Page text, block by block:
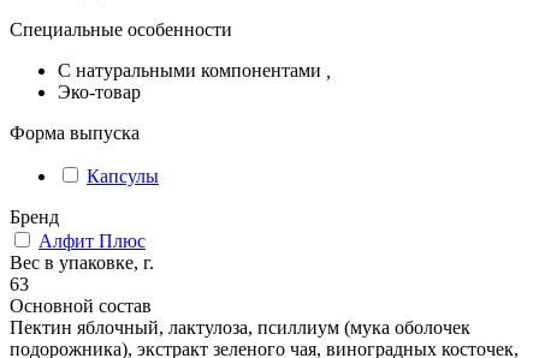
Специальные особенности
С натуральными компонентами
Эко-товар
Форма выпуска
Капсулы
Бренд
Алфит Плюс
Вес в упаковке, г.
63
Основной состав
Пектин яблочный, лактулоза, псиллиум (мука оболочек
подорожника), экстракт зеленого чая, виноградных косточек,